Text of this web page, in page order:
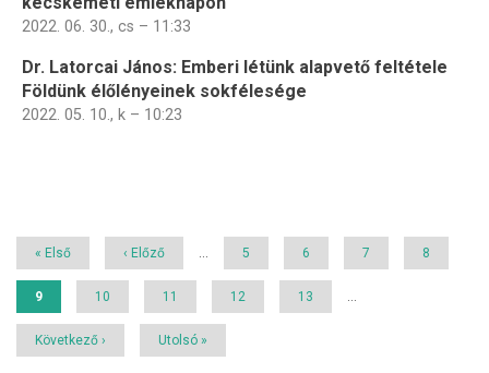
2022. 06. 30., cs – 11:33
Dr. Latorcai János: Emberi létünk alapvető feltétele
Földünk élőlényeinek sokfélesége
2022. 05. 10., k – 10:23
Első
« Első
Előző
‹ Előző Page
5 Page
6 Page
7 Page
8
Jelenlegi
9 Page
10 Page
11 Page
12 Page
13
Következő
Következő ›
Utolsó
Utolsó »